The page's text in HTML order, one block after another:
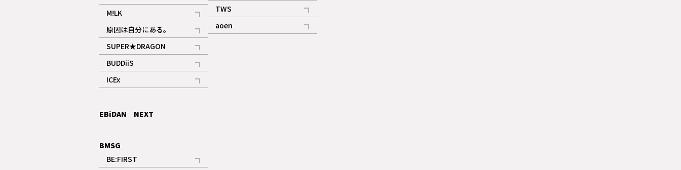
記事
ギャラリー
M!LK
記事
原因は自分にある。
記事
SUPER★DRAGON
記事
BUDDiiS
記事
ICEx
記事
EBiDAN NEXT
BMSG
BE:FIRST
記事
ギャラリー
TWS
記事
aoen
記事